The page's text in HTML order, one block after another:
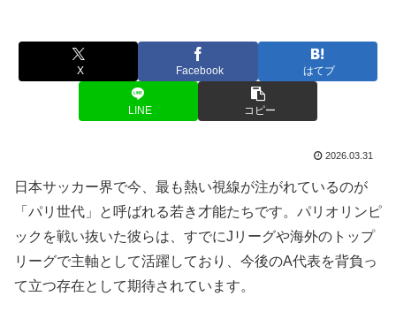
X Facebook はてブ
LINE コピー
2026.03.31
日本サッカー界で今、最も熱い視線が注がれているのが
「パリ世代」と呼ばれる若き才能たちです。パリオリンピ
ックを戦い抜いた彼らは、すでにJリーグや海外のトップ
リーグで主軸として活躍しており、今後のA代表を背負っ
て立つ存在として期待されています。